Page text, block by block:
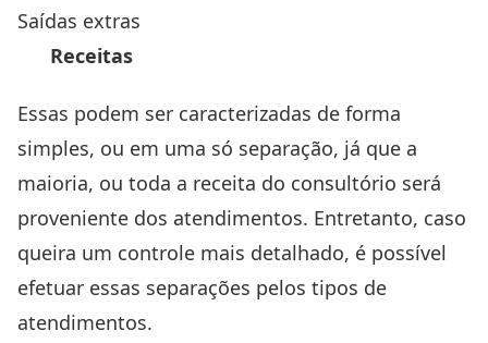
Saídas extras
Receitas
Essas podem ser caracterizadas de forma
simples, ou em uma só separação, já que a
maioria, ou toda a receita do consultório será
proveniente dos atendimentos. Entretanto, caso
queira um controle mais detalhado, é possível
efetuar essas separações pelos tipos de
atendimentos.